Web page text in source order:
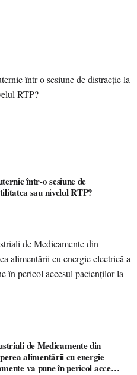
într-o sesiune de
sau nivelul RTP?
de Medicamente din
alimentării cu energie
va pune în pericol accesul